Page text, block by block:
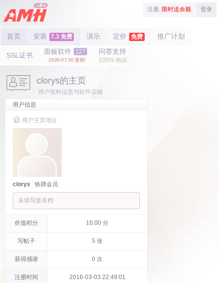
注册, 限时送余额 登录
首页 安装 7.3 免费 演示 定价 免费 推广计划
SSL证书 面板软件 127
2026-07-30 更新!
问答支持
100% 响应
clorys的主页
用户资料信息与软件店铺
用户信息
用户主页地址
clorys 铁牌会员
未填写签名档
价值积分 10.00 分
写帖子 5 张
获得感谢 0 次
注册时间 2016-03-03 22:49:01